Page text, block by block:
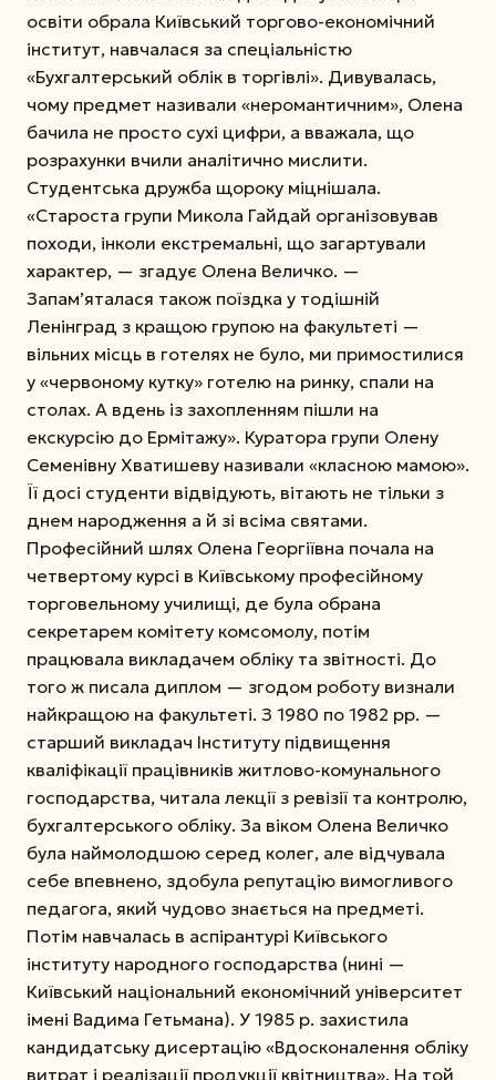
освіти обрала Київський торгово-­економічний
інститут, навчалася за спеціальністю
«Бухгалтерський облік в торгівлі». Дивувалась,
чому предмет називали «неромантичним», Олена
бачила не просто сухі цифри, а вважала, що
розрахунки вчили аналітично мислити.
Студентська дружба щороку міцнішала.
«Староста групи Микола Гайдай організовував
походи, інколи екстремальні, що загартували
характер, — згадує Олена Величко. —
Запам’яталася також поїздка у тодішній
Ленінград з кращою групою на факультеті —
вільних місць в готелях не було, ми примостилися
у «червоному кутку» готелю на ринку, спали на
столах. А вдень із захопленням пішли на
екскурсію до Ермітажу». Куратора групи Олену
Семенівну Хватишеву називали «класною мамою».
Її досі студенти відвідують, вітають не тільки з
днем народження а й зі всіма святами.
Професійний шлях Олена Георгіївна почала на
четвертому курсі в Київському професійному
торговельному училищі, де була обрана
секретарем комітету комсомолу, потім
працювала викладачем обліку та звітності. До
того ж писала диплом — згодом роботу визнали
найкращою на факультеті. З 1980 по 1982 рр. —
старший викладач Інституту підвищення
кваліфікації працівників житлово-комунального
господарства, читала лекції з ревізії та контролю,
бухгалтерського обліку. За віком Олена Величко
була наймолодшою серед колег, але відчувала
себе впевнено, здобула репутацію вимогливого
педагога, який чудово знається на предметі.
Потім навчалась в аспірантурі Київського
інституту народного господарства (нині —
Київський національний економічний університет
імені Вадима Гетьмана). У 1985 р. захистила
кандидатську дисертацію «Вдосконалення обліку
витрат і реалізації продукції квітництва». На той